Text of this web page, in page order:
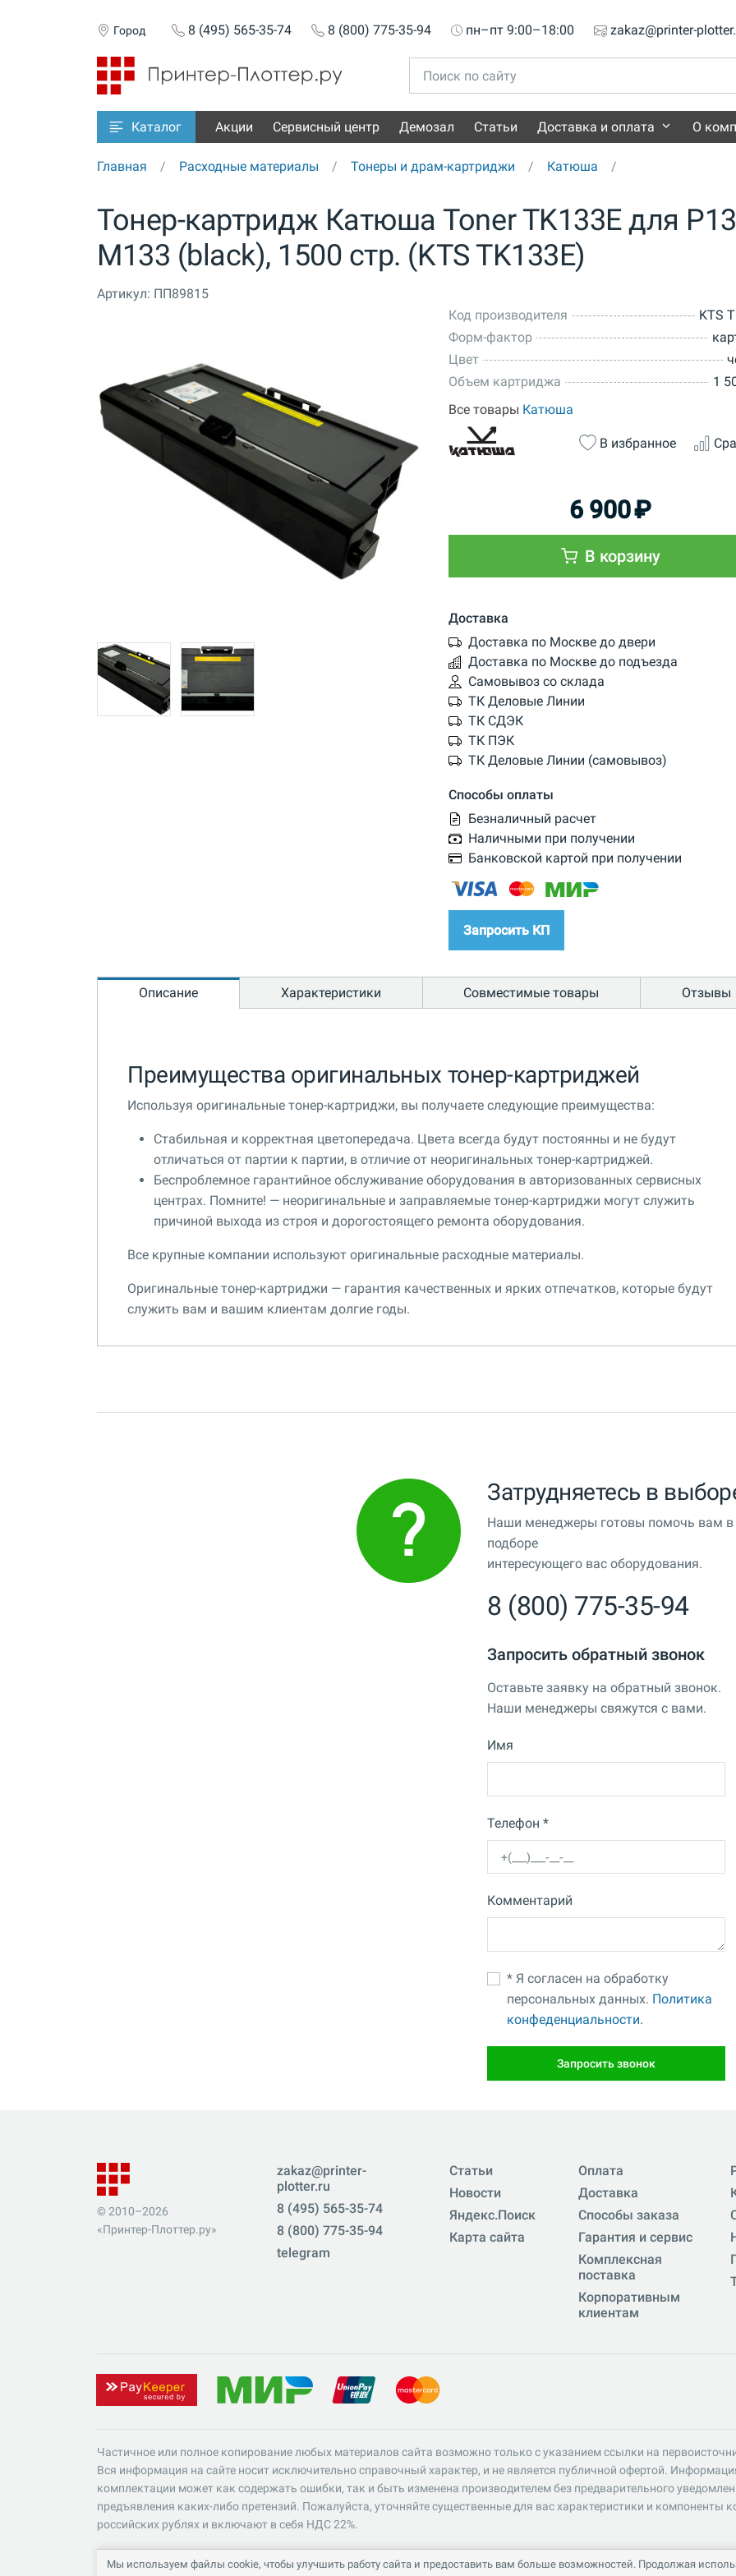
Город 8 (495) 565-35-74 8 (800) 775-35-94 пн–пт 9:00–18:00 zakaz@printer-
Каталог Акции Сервисный центр Демозал Статьи Доставка и оплата О
Главная Расходные материалы Тонеры и драм-картриджи Катюша
Тонер-картридж Катюша Toner TK133E для
M133 (black), 1500 стр. (KTS TK133E)
Артикул: ПП89815
Код производителя
KTS
Форм-фактор
Цвет
Объем картриджа
1
Все товары Катюша
В избранное
6 900₽
В корзину
Доставка
Доставка по Москве до двери
Доставка по Москве до подъезда
Самовывоз со склада
ТК Деловые Линии
ТК СДЭК
ТК ПЭК
ТК Деловые Линии (самовывоз)
Способы оплаты
Безналичный расчет
Наличными при получении
Банковской картой при получении
Запросить КП
Описание Характеристики Совместимые товары Отзывы
Преимущества оригинальных тонер-картриджей
Используя оригинальные тонер-картриджи, вы получаете следующие преимущества:
Стабильная и корректная цветопередача. Цвета всегда будут постоянны и не будут
отличаться от партии к партии, в отличие от неоригинальных тонер-картриджей.
Беспроблемное гарантийное обслуживание оборудования в авторизованных сервисных
центрах. Помните! — неоригинальные и заправляемые тонер-картриджи могут служить
причиной выхода из строя и дорогостоящего ремонта оборудования.
Все крупные компании используют оригинальные расходные материалы.
Оригинальные тонер-картриджи — гарантия качественных и ярких отпечатков, которые будут
служить вам и вашим клиентам долгие годы.
Затрудняетесь в
Наши менеджеры готовы помочь вам в
подборе
интересующего вас оборудования.
8 (800) 775-35-94
Запросить обратный звонок
Оставьте заявку на обратный звонок.
Наши менеджеры свяжутся с вами.
Имя
Телефон *
Комментарий
* Я согласен на обработку
персональных данных. Политика
конфеденциальности.
Запросить звонок
© 2010–2026
«Принтер-Плоттер.ру»
zakaz@printer-
plotter.ru
8 (495) 565-35-74
8 (800) 775-35-94
telegram
Статьи
Новости
Яндекс.Поиск
Карта сайта
Оплата
Доставка
Способы заказа
Гарантия и сервис
Комплексная
поставка
Корпоративным
клиентам
Частичное или полное копирование любых материалов сайта возможно только с указанием ссылки на
Вся информация на сайте носит исключительно справочный характер, и не является публичной офертой.
комплектации может как содержать ошибки, так и быть изменена производителем без предварительного
предъявления каких-либо претензий. Пожалуйста, уточняйте существенные для вас характеристики и компоненты
российских рублях и включают в себя НДС 22%.
Мы используем файлы cookie, чтобы улучшить работу сайта и предоставить вам больше возможностей. Продолжая